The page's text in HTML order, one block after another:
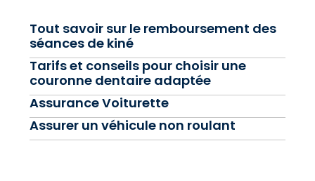
Tout savoir sur le remboursement des
séances de kiné
Tarifs et conseils pour choisir une
couronne dentaire adaptée
Assurance Voiturette
Assurer un véhicule non roulant